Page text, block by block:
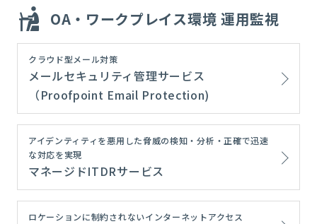
OA・ワークプレイス環境 運用監視
クラウド型メール対策
メールセキュリティ管理サービス
（Proofpoint Email Protection)
アイデンティティを悪用した脅威の検知・分析・正確で迅速
な対応を実現
マネージドITDRサービス
ロケーションに制約されないインターネットアクセス